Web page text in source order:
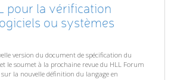
pour la vérification
ou systèmes
version du document de spécification du
le soumet à la prochaine revue du HLL Forum
la nouvelle définition du langage en